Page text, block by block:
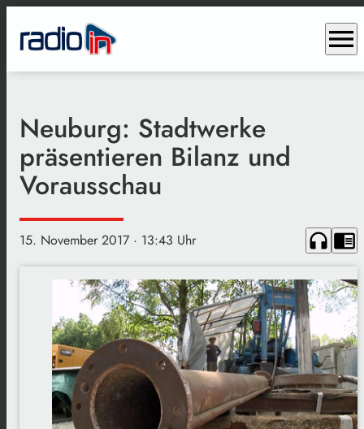
menu
Neuburg: Stadtwerke
präsentieren Bilanz und
Vorausschau
15. November 2017 · 13:43 Uhr headphones chrome_reader_mode